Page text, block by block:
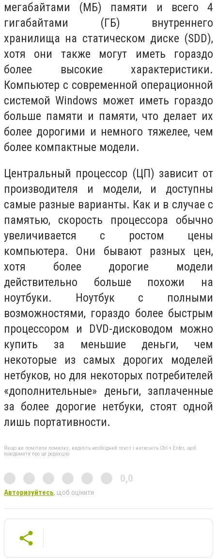
мегабайтами (МБ) памяти и всего 4
гигабайтами (ГБ) внутреннего
хранилища на статическом диске (SDD),
хотя они также могут иметь гораздо
более высокие характеристики.
Компьютер с современной операционной
системой Windows может иметь гораздо
больше памяти и памяти, что делает их
более дорогими и немного тяжелее, чем
более компактные модели.
Центральный процессор (ЦП) зависит от
производителя и модели, и доступны
самые разные варианты. Как и в случае с
памятью, скорость процессора обычно
увеличивается с ростом цены
компьютера. Они бывают разных цен,
хотя более дорогие модели
действительно больше похожи на
ноутбуки. Ноутбук с полными
возможностями, гораздо более быстрым
процессором и DVD-дисководом можно
купить за меньшие деньги, чем
некоторые из самых дорогих моделей
нетбуков, но для некоторых потребителей
«дополнительные» деньги, заплаченные
за более дорогие нетбуки, стоят одной
лишь портативности.
Якщо ви помітили помилку, виділіть необхідний текст і натисніть Ctrl + Enter, щоб
повідомити про це редакцію
0,0
Авторизуйтесь, щоб оцінити